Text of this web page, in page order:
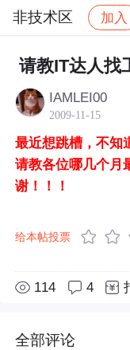
非技术区 加入
社区 非技术区
请教IT达人找
IAMLEI00
2009-11-15
最近想跳槽，不知
请教各位哪几个月
谢！！！
给本帖投票
114 4
全部评论